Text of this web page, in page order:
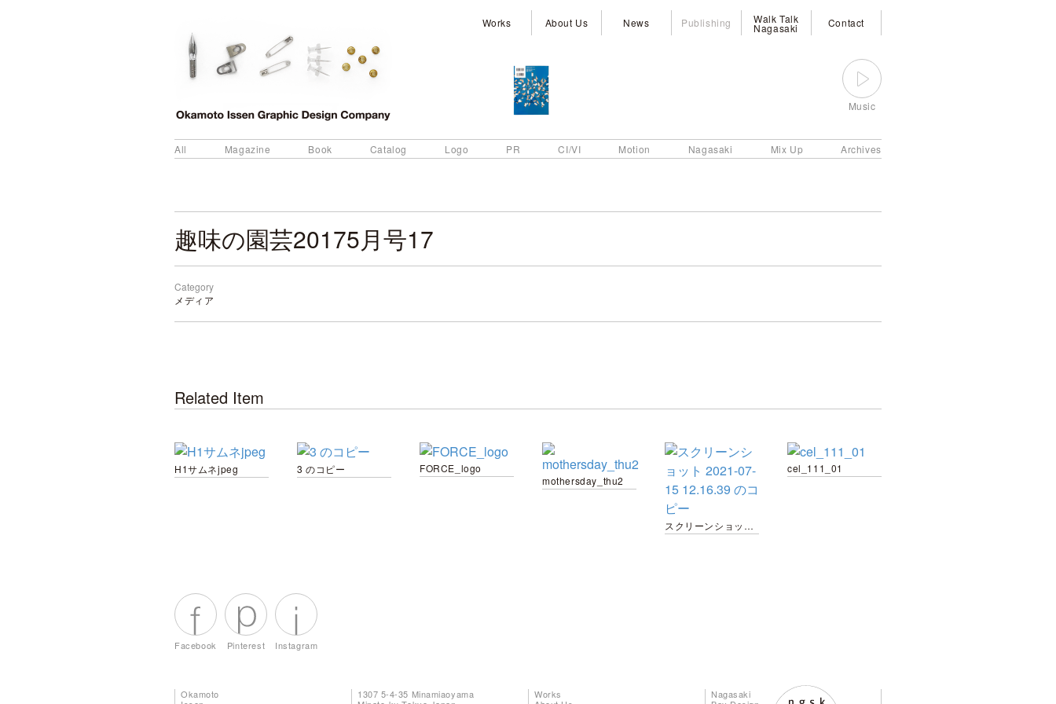
Works About Us News Publishing Walk Talk
Nagasaki Contact
Music
All Magazine Book Catalog Logo PR CI/VI Motion Nagasaki Mix Up Archives
趣味の園芸20175月号17
Category
メディア
Related Item
H1サムネjpeg 3 のコピー
FORCE_logo
mothersday_thu2
スクリーンショット 2021-07-15 12.16.39 のコピー
cel_111_01
Facebook Pinterest Instagram
Okamoto
1307 5-4-35 Minamiaoyama
Works
Nagasaki